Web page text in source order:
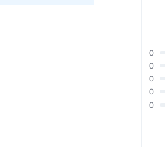
0
0
0
0
0